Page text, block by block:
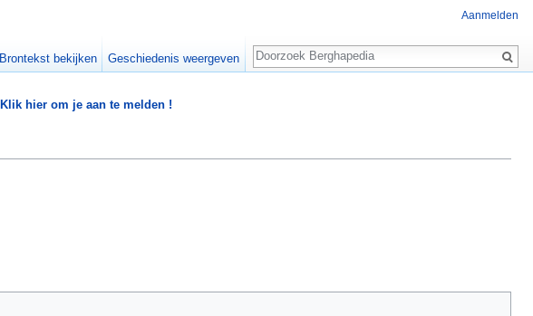
Klik hier om je aan te melden !
Aanmelden
Brontekst bekijken Geschiedenis weergeven
Zoeken